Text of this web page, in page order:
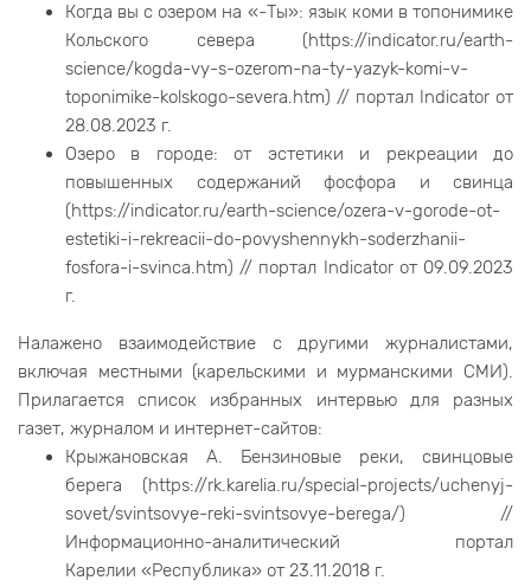
Когда вы с озером на «-Ты»: язык коми в топонимике
Кольского севера (https://indicator.ru/earth-
science/kogda-vy-s-ozerom-na-ty-yazyk-komi-v-
toponimike-kolskogo-severa.htm) // портал Indicator от
28.08.2023 г.
Озеро в городе: от эстетики и рекреации до
повышенных содержаний фосфора и свинца
(https://indicator.ru/earth-science/ozera-v-gorode-ot-
estetiki-i-rekreacii-do-povyshennykh-soderzhanii-
fosfora-i-svinca.htm) // портал Indicator от 09.09.2023
г.
Налажено взаимодействие с другими журналистами,
включая местными (карельскими и мурманскими СМИ).
Прилагается список избранных интервью для разных
газет, журналом и интернет-сайтов:
Крыжановская А. Бензиновые реки, свинцовые
берега (https://rk.karelia.ru/special-projects/uchenyj-
sovet/svintsovye-reki-svintsovye-berega/) //
Информационно-аналитический портал
Карелии «Республика» от 23.11.2018 г.